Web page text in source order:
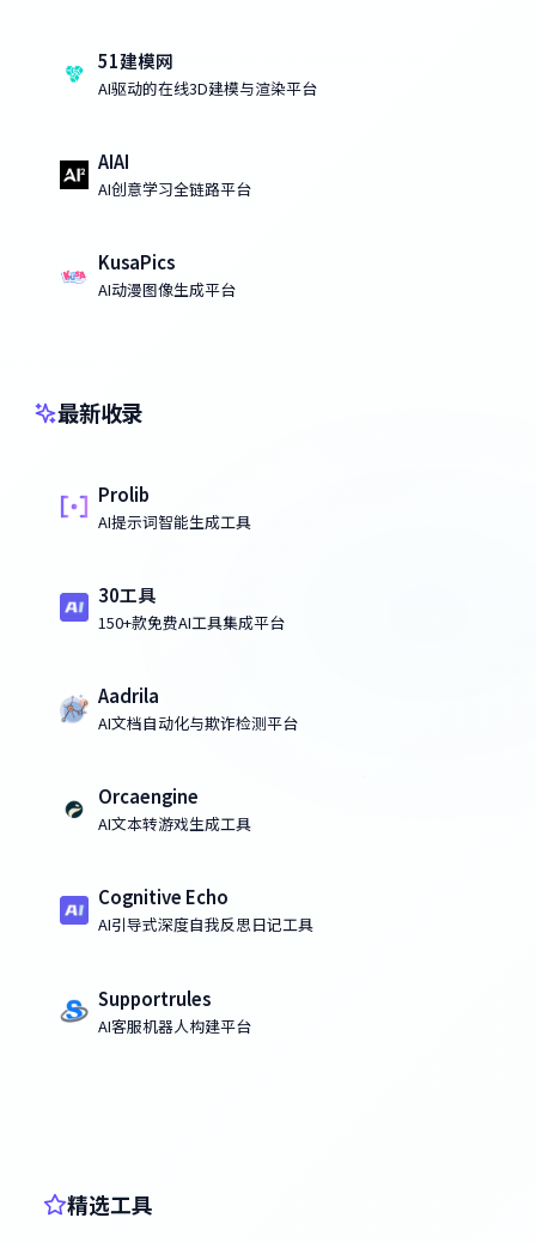
51建模网
AI驱动的在线3D建模与渲染平台
AIAI
AI创意学习全链路平台
KusaPics
AI动漫图像生成平台
最新收录
Prolib
AI提示词智能生成工具
30工具
150+款免费AI工具集成平台
Aadrila
AI文档自动化与欺诈检测平台
Orcaengine
AI文本转游戏生成工具
Cognitive Echo
AI引导式深度自我反思日记工具
Supportrules
AI客服机器人构建平台
精选工具